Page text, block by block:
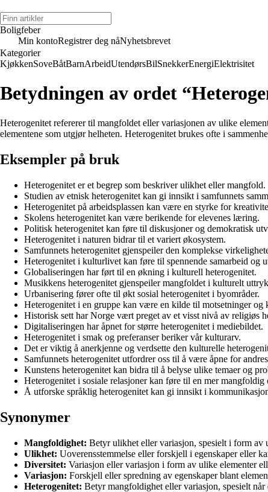
Boligfeber
Min kontoRegistrer deg nåNyhetsbrevet
Kategorier
KjøkkenSoveBåtBarnArbeidUtendørsBilSnekkerEnergiElektrisitet
Betydningen av ordet
Heterogenitet refererer til mangfoldet eller variasjonen av ulike
elementene som utgjør helheten. Heterogenitet brukes ofte i
Eksempler på bruk
Heterogenitet er et begrep som beskriver ulikhet eller mangfold.
Studien av etnisk heterogenitet kan gi innsikt i samfunnets
Heterogenitet på arbeidsplassen kan være en styrke for
Skolens heterogenitet kan være berikende for elevenes læring.
Politisk heterogenitet kan føre til diskusjoner og demokratisk
Heterogenitet i naturen bidrar til et variert økosystem.
Samfunnets heterogenitet gjenspeiler den komplekse
Heterogenitet i kulturlivet kan føre til spennende samarbeid og
Globaliseringen har ført til en økning i kulturell heterogenitet.
Musikkens heterogenitet gjenspeiler mangfoldet i kulturelt
Urbanisering fører ofte til økt sosial heterogenitet i byområder.
Heterogenitet i en gruppe kan være en kilde til motsetninger og
Historisk sett har Norge vært preget av et visst nivå av religiøs
Digitaliseringen har åpnet for større heterogenitet i mediebildet.
Heterogenitet i smak og preferanser beriker vår kulturarv.
Det er viktig å anerkjenne og verdsette den kulturelle
Samfunnets heterogenitet utfordrer oss til å være åpne for
Kunstens heterogenitet kan bidra til å belyse ulike temaer og
Heterogenitet i sosiale relasjoner kan føre til en mer mangfoldig
Å utforske språklig heterogenitet kan gi innsikt i
Synonymer
Mangfoldighet: Betyr ulikhet eller variasjon, spesielt i form av
Ulikhet: Uoverensstemmelse eller forskjell i egenskaper eller
Diversitet: Variasjon eller variasjon i form av ulike elementer
Variasjon: Forskjell eller spredning av egenskaper blant
Heterogenitet: Betyr mangfoldighet eller variasjon, spesielt når